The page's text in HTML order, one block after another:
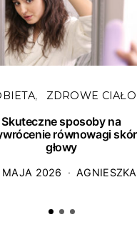
ZDROWE CIAŁO
Skuteczne sposoby na
równowagi
głowy
MAJA 2026 AGNIESZKA